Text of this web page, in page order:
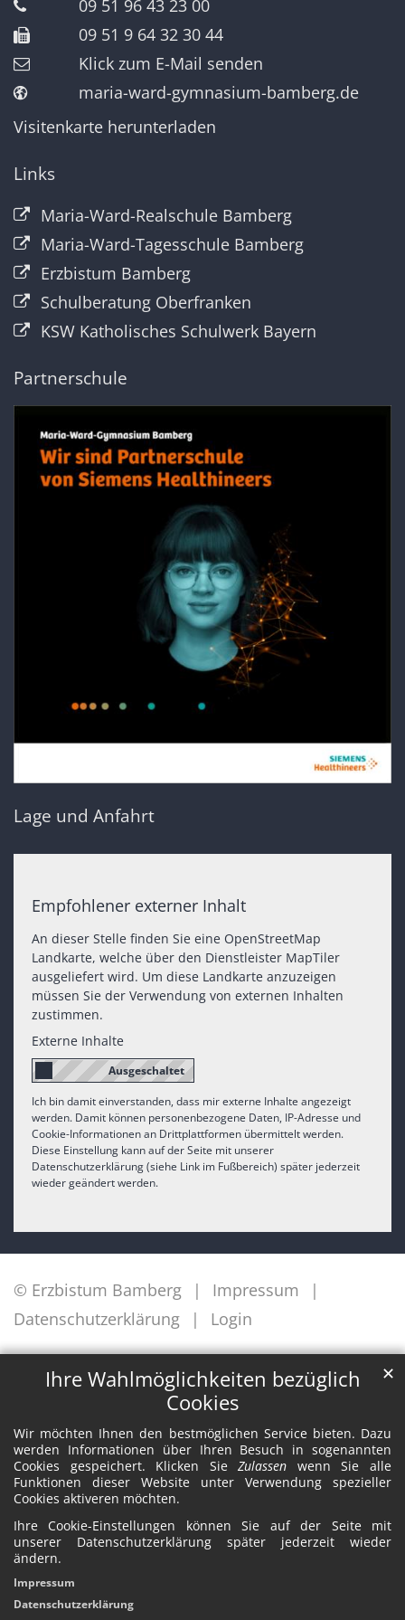
Ihre Wahlmöglichkeiten bezüglich
Cookies
Wir möchten Ihnen den bestmöglichen Service bieten. Dazu
werden Informationen über Ihren Besuch in sogenannten
Cookies gespeichert. Klicken SieZulassen wenn Sie alle
Funktionen dieser Website unter Verwendung spezieller
Cookies aktiveren möchten.
Ihre Cookie-Einstellungen können Sie auf der Seite mit
unserer Datenschutzerklärung später jederzeit wieder
ändern.
✕
Impressum
Datenschutzerklärung
09 51 96 43 23 00
09 51 9 64 32 30 44
Klick zum E-Mail senden
maria-ward-gymnasium-bamberg.de
Visitenkarte herunterladen
Links
Maria-Ward-Realschule Bamberg
Maria-Ward-Tagesschule Bamberg
Erzbistum Bamberg
Schulberatung Oberfranken
KSW Katholisches Schulwerk Bayern
Partnerschule
Lage und Anfahrt
Empfohlener externer Inhalt
An dieser Stelle finden Sie eine OpenStreetMap
Landkarte, welche über den Dienstleister MapTiler
ausgeliefert wird. Um diese Landkarte anzuzeigen
müssen Sie der Verwendung von externen Inhalten
zustimmen.
Externe Inhalte
Ich bin damit einverstanden, dass mir externe Inhalte angezeigt
werden. Damit können personenbezogene Daten, IP-Adresse und
Cookie-Informationen an Drittplattformen übermittelt werden.
Diese Einstellung kann auf der Seite mit unserer
Datenschutzerklärung (siehe Link im Fußbereich) später jederzeit
wieder geändert werden.
© Erzbistum Bamberg
Impressum
Datenschutzerklärung
Login